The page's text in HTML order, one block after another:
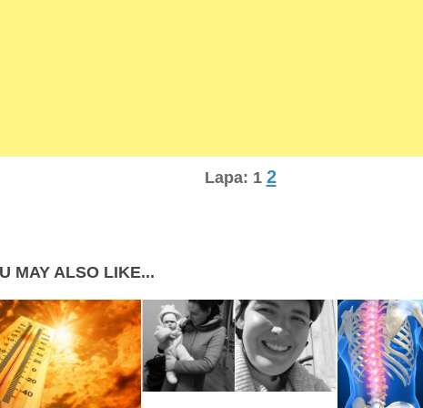
Lapa: 1 2
MAY ALSO LIKE...